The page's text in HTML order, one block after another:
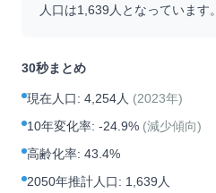
人口は1,639 人となっています。
30秒まとめ
現在人口: 4,254人 (2023年)
10年変化率: -24.9% (減少傾向)
高齢化率: 43.4%
2050年推計人口: 1,639人